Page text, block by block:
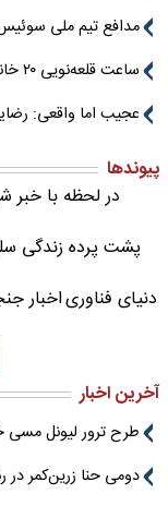
مدافع تیم ملی
ساعت قلعه‌نویی ۲۰ خانواده را از فلاکت نجات می‌دهد
عجیب اما واقعی: رضاییان و مسی بهترین بازیکنان جام جهانی!
پیوندها
در لحظه با خبر
پشت پرده زندگی
دنیای فناوریاخبار
آخرین اخبار
طرح ترور لیونل
دومی حنا زرین‌کمر در